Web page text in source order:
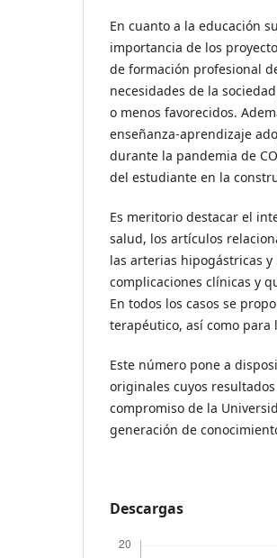
En cuanto a la educación
importancia de los
de formación profesional
necesidades de la
o menos favorecidos.
enseñanza-aprendizaje
durante la pandemia de
del estudiante en la
Es meritorio destacar el
salud, los artículos
las arterias hipogástricas
complicaciones clínicas y
En todos los casos se
terapéutico, así como
Este número pone a
originales cuyos
compromiso de la
generación de
Descargas